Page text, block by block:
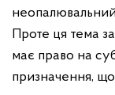
Проте ця тема
має право на
призначення, що